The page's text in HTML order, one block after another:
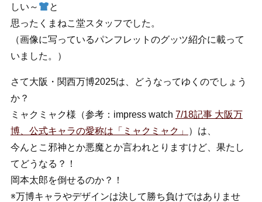
しい～
と
思ったくまねこ堂スタッフでした。
（画像に写っているパンフレットのグッツ紹介に載って
いました。）
さて大阪・関西万博2025は、どうなってゆくのでしょう
か？
ミャクミャク様（参考：impress watch 7/18記事 大阪万
博、公式キャラの愛称は「ミャクミャク」
）は、
今んとこ邪神とか悪魔とか言われとりますけど、果たし
てどうなる？！
岡本太郎を倒せるのか？！
※万博キャラやデザインは決して勝ち負けではありませ